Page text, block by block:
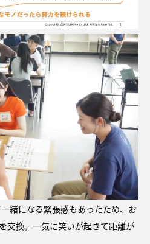
緒になる緊張感もあったため、お
交換。一気に笑いが起きて距離が